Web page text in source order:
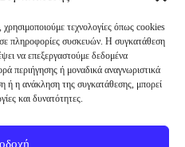
τεχνολογίες όπως cookies
πληροφορίες συσκευών. Η συγκατάθεση
να επεξεργαστούμε δεδομένα
περιήγησης ή μοναδικά αναγνωριστικά
ή η ανάκληση της συγκατάθεσης, μπορεί
και δυνατότητες.